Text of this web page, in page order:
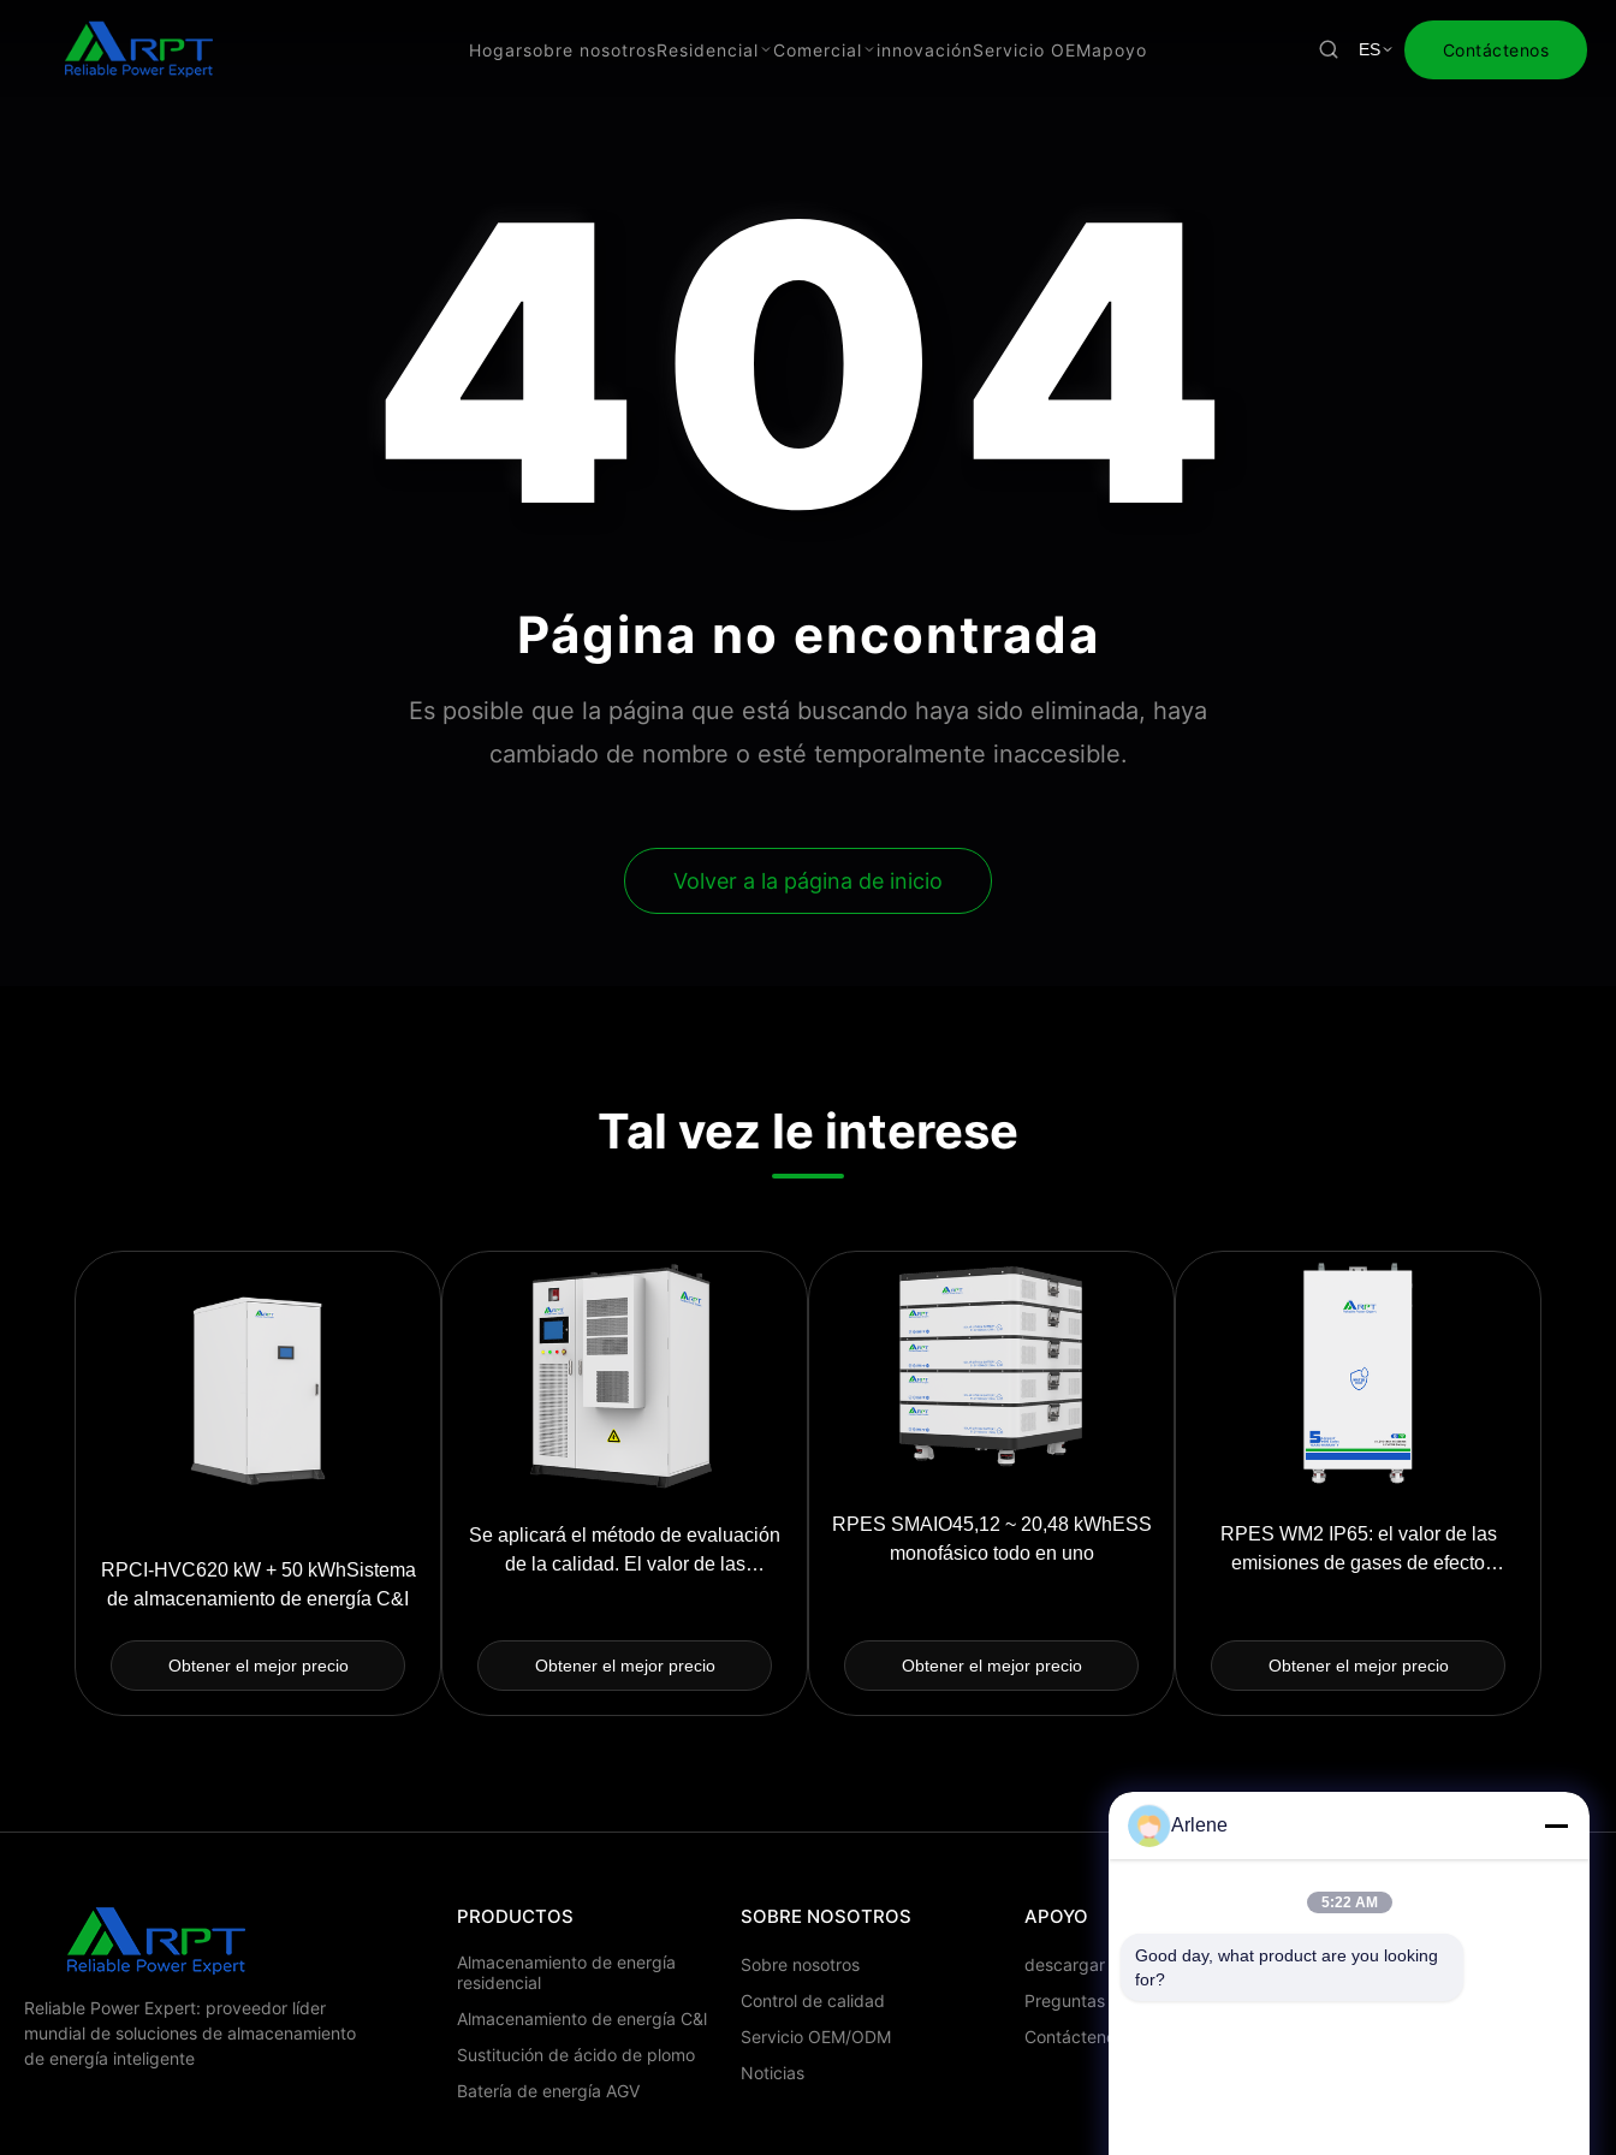
Hogarsobre nosotrosResidencial Comercial innovaciónServicio OEMapoyo ES Contáctenos
404
Página no encontrada
Es posible que la página que está buscando haya sido eliminada, haya
cambiado de nombre o esté temporalmente inaccesible.
Volver a la página de inicio
Tal vez le interese
RPCI-HVC620 kW + 50 kWhSistema
de almacenamiento de energía C&I
Obtener el mejor precio
Se aplicará el método de evaluación
de la calidad. El valor de las
invernadero de las emisiones de
gases de efecto invernadero. SES de
Obtener el mejor precio
RPES SMAIO45,12 ~ 20,48 kWhESS
monofásico todo en uno
Obtener el mejor precio
RPES WM2 IP65: el valor de las
emisiones de gases de efecto
Obtener el mejor precio
Reliable Power Expert: proveedor líder
mundial de soluciones de almacenamiento
de energía inteligente
PRODUCTOS
Almacenamiento de energía
residencial
Almacenamiento de energía C&l
Sustitución de ácido de plomo
Batería de energía AGV
SOBRE NOSOTROS
Sobre nosotros
Control de calidad
Servicio OEM/ODM
Noticias
APOYO
descargar
Preguntas frecuentes
Contáctenos
CONTACTO
info@rpt-power.com
Arlene
5:22 AM
Good day, what product are you looking
for?